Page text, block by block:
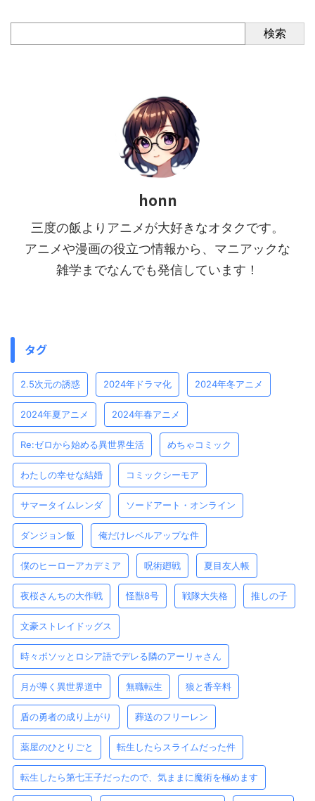
検索
honn
三度の飯よりアニメが大好きなオタクです。
アニメや漫画の役立つ情報から、マニアックな
雑学までなんでも発信しています！
タグ
2.5次元の誘惑 2024年ドラマ化 2024年冬アニメ
2024年夏アニメ 2024年春アニメ
Re:ゼロから始める異世界生活 めちゃコミック
わたしの幸せな結婚 コミックシーモア
サマータイムレンダ ソードアート・オンライン
ダンジョン飯 俺だけレベルアップな件
僕のヒーローアカデミア 呪術廻戦 夏目友人帳
夜桜さんちの大作戦 怪獣8号 戦隊大失格 推しの子
文豪ストレイドッグス
時々ボソッとロシア語でデレる隣のアーリャさん
月が導く異世界道中 無職転生 狼と香辛料
盾の勇者の成り上がり 葬送のフリーレン
薬屋のひとりごと 転生したらスライムだった件
転生したら第七王子だったので、気ままに魔術を極めます